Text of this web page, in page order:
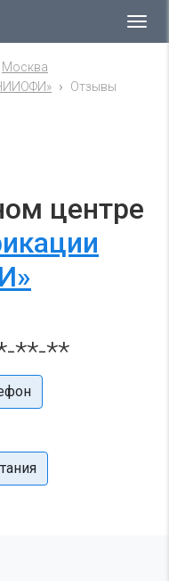
Москва
Отзывы
центре
**-**